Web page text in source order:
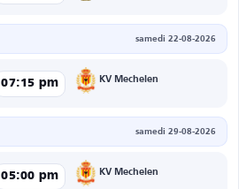
samedi 22-08-2026
07:15 pm KV Mechelen
samedi 29-08-2026
05:00 pm KV Mechelen